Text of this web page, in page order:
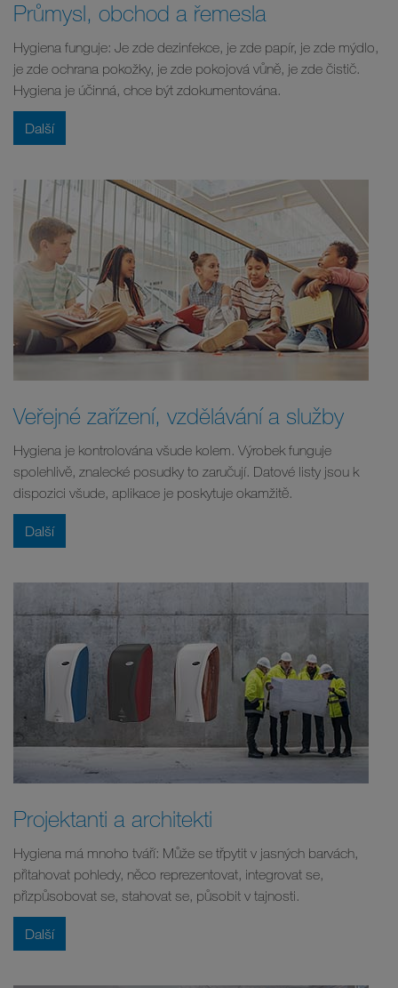
Průmysl, obchod a řemesla
Hygiena funguje: Je zde dezinfekce, je zde papír, je zde mýdlo,
je zde ochrana pokožky, je zde pokojová vůně, je zde čistič.
Hygiena je účinná, chce být zdokumentována.
Další
Veřejné zařízení, vzdělávání a služby
Hygiena je kontrolována všude kolem. Výrobek funguje
spolehlivě, znalecké posudky to zaručují. Datové listy jsou k
dispozici všude, aplikace je poskytuje okamžitě.
Další
Projektanti a architekti
Hygiena má mnoho tváří: Může se třpytit v jasných barvách,
přitahovat pohledy, něco reprezentovat, integrovat se,
přizpůsobovat se, stahovat se, působit v tajnosti.
Další